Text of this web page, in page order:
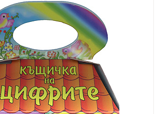
ИЗКУСТВА
МЕБЕЛИ И ОБОРУДВАНЕ
КАНЦЕЛАРСКИ МАТЕРИАЛИ
КНИГИ И УЧЕБНИЦИ